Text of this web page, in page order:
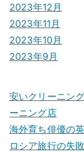
2023年12月
2023年11月
2023年10月
2023年9月
安いクリーニン
ーニング店
海外育ち俳優の
ロシア旅行の失